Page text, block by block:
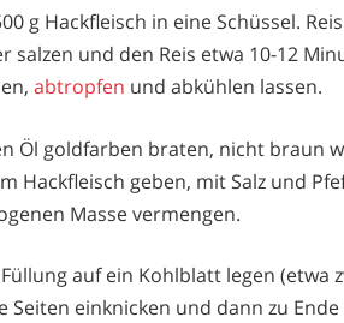
g Hackfleisch in eine Schüssel.
salzen und den Reis etwa 10-12
abtropfen und abkühlen lassen.
Öl goldfarben braten, nicht braun
Hackfleisch geben, mit Salz und
Masse vermengen.
auf ein Kohlblatt legen (etwa
Seiten einknicken und dann zu